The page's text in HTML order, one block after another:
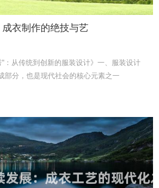
衣制作的绝技与艺
：从传统到创新的服装设计》一、服装设计
部分，也是现代社会的核心元素之一